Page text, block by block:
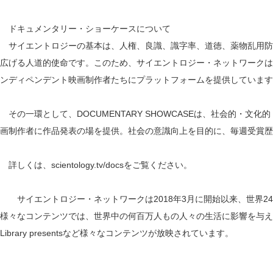
ドキュメンタリー・ショーケースについて
サイエントロジーの基本は、人権、良識、識字率、道徳、薬物乱用
広げる人道的使命です。このため、サイエントロジー・ネットワーク
ンディペンデント映画制作者たちにプラットフォームを提供していま
その一環として、DOCUMENTARY SHOWCASEは、社会的・文化
画制作者に作品発表の場を提供。社会の意識向上を目的に、毎週受賞
詳しくは、scientology.tv/docsをご覧ください。
サイエントロジー・ネットワークは2018年3月に開始以来、世界
様々なコンテンツでは、世界中の何百万人もの人々の生活に影響を与
Library presentsなど様々なコンテンツが放映されています。